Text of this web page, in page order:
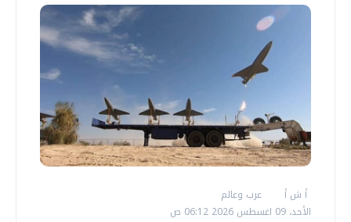
أ ش أ
عرب وعالم
الأحد، 09 اغسطس 2026 06:12 ص